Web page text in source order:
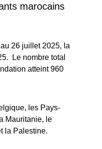
marocains
26 juillet 2025, la
Le nombre total
atteint 960
les Pays-
Mauritanie, le
la Palestine.